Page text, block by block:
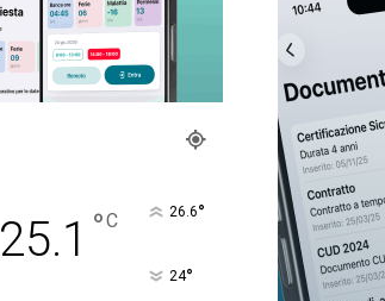
25.1 °C 26.6°
24°